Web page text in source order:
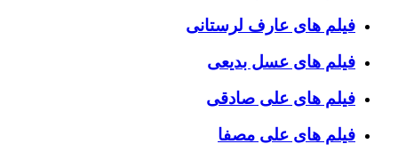
فیلم های عارف لرستانی
فیلم های عسل بدیعی
فیلم های علی صادقی
فیلم های علی مصفا